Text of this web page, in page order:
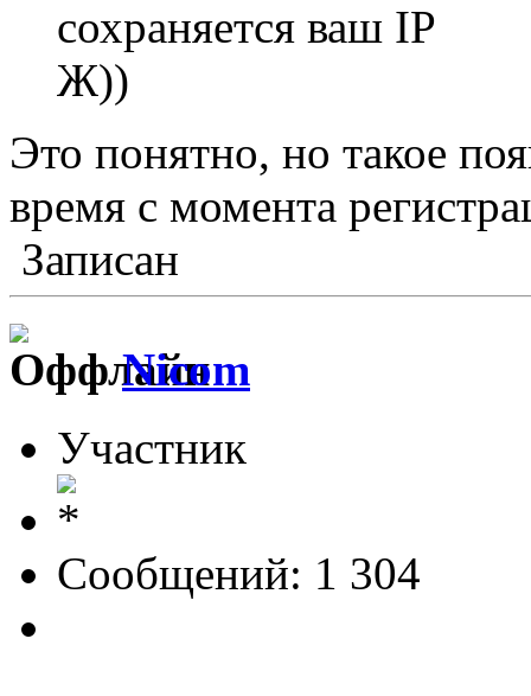
сохраняется ваш IP
Ж))
Это понятно, но такое
время с момента
Записан
Nicom
Участник
Сообщений: 1 304